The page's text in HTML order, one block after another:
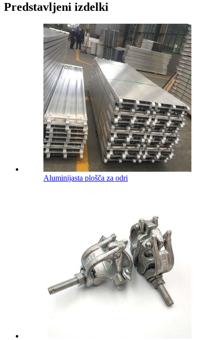
Predstavljeni izdelki
Aluminijasta plošča za odri